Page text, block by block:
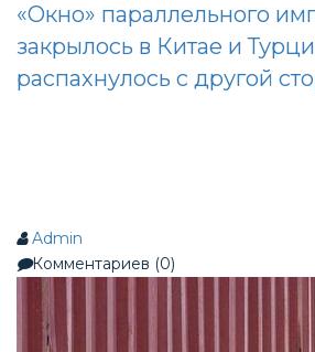
«Окно» параллельного
закрылось в Китае и
распахнулось с другой
Admin
Комментариев (0)